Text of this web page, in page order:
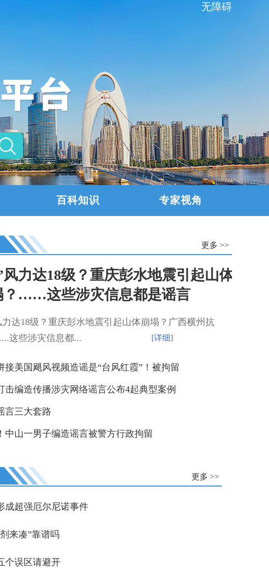
无障碍
百科知识 专家视角
更多 >>
风力达18级？重庆彭水地震引起山体
？……这些涉灾信息都是谣言
力达18级？重庆彭水地震引起山体崩塌？广西横州抗
这些涉灾信息都...
[详细]
接美国飓风视频造谣是“台风红霞”！被拘留
击编造传播涉灾网络谣言公布4起典型案例
言三大套路
中山一男子编造谣言被警方行政拘留
更多 >>
成超强厄尔尼诺事件
来凑”靠谱吗
个误区请避开